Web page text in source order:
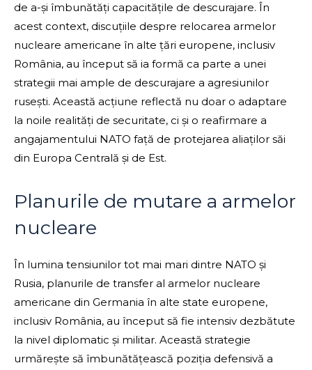
de a-și îmbunătăți capacitățile de descurajare. În
acest context, discuțiile despre relocarea armelor
nucleare americane în alte țări europene, inclusiv
România, au început să ia formă ca parte a unei
strategii mai ample de descurajare a agresiunilor
rusești. Această acțiune reflectă nu doar o adaptare
la noile realități de securitate, ci și o reafirmare a
angajamentului NATO față de protejarea aliaților săi
din Europa Centrală și de Est.
Planurile de mutare a armelor
nucleare
În lumina tensiunilor tot mai mari dintre NATO și
Rusia, planurile de transfer al armelor nucleare
americane din Germania în alte state europene,
inclusiv România, au început să fie intensiv dezbătute
la nivel diplomatic și militar. Această strategie
urmărește să îmbunătățească poziția defensivă a